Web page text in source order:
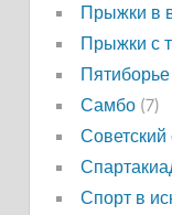
Прыжки в
Прыжки с
Пятиборье
Самбо(7)
Советский
Спорт в